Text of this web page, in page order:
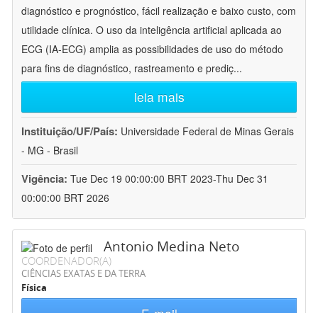
diagnóstico e prognóstico, fácil realização e baixo custo, com
utilidade clínica. O uso da inteligência artificial aplicada ao
ECG (IA-ECG) amplia as possibilidades de uso do método
para fins de diagnóstico, rastreamento e prediç...
leia mais
Instituição/UF/País: Universidade Federal de Minas Gerais
- MG - Brasil
Vigência: Tue Dec 19 00:00:00 BRT 2023-Thu Dec 31
00:00:00 BRT 2026
Antonio Medina Neto
COORDENADOR(A)
CIÊNCIAS EXATAS E DA TERRA
Física